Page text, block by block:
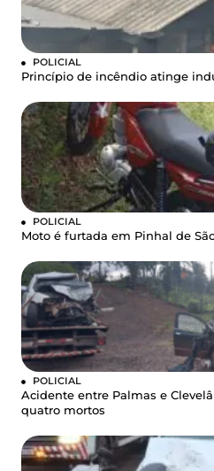
POLICIAL
Princípio de incêndio atinge
POLICIAL
Moto é furtada em Pinhal de
POLICIAL
Acidente entre Palmas e
quatro mortos